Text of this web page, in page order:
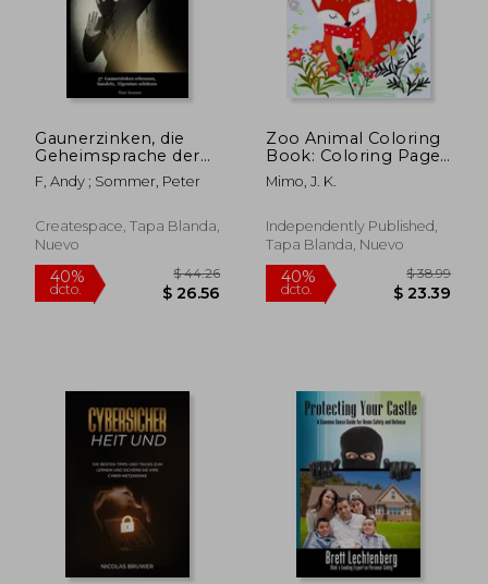
Gaunerzinken, die
Geheimsprache der
Einbrecher:
57Gaunerzinken
handeln, Eigentum
schützen (en Alemán)
F, Andy ; Sommer, Peter
Createspace, Tapa Blanda,
Nuevo
Zoo Animal Coloring
Book: Coloring Pages
with Adorable Animal
Designs, Creative Art
kids and Adults (en
Inglés)
Mimo, J. K.
Independently Published,
Tapa Blanda, Nuevo